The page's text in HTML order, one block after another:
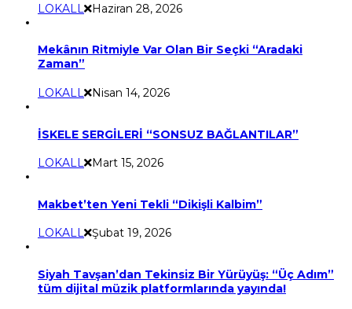
LOKALL Haziran 28, 2026
Mekânın Ritmiyle Var Olan Bir Seçki “Aradaki
Zaman”
LOKALL Nisan 14, 2026
İSKELE SERGİLERİ “SONSUZ BAĞLANTILAR”
LOKALL Mart 15, 2026
Makbet’ten Yeni Tekli “Dikişli Kalbim”
LOKALL Şubat 19, 2026
Siyah Tavşan’dan Tekinsiz Bir Yürüyüş: “Üç Adım”
tüm dijital müzik platformlarında yayında!